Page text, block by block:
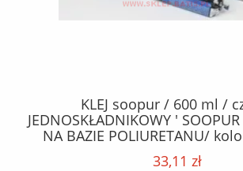
KLEJ soopur / 600 ml /
JEDNOSKŁADNIKOWY '
NA BAZIE POLIURETANU/
karton 20 szt. / pistolet do
33,11 zł